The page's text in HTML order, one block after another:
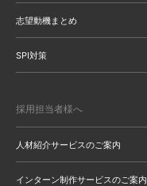
志望動機まとめ
SPI対策
採用担当者様へ
人材紹介サービスのご案内
インターン制作サービスのご案内